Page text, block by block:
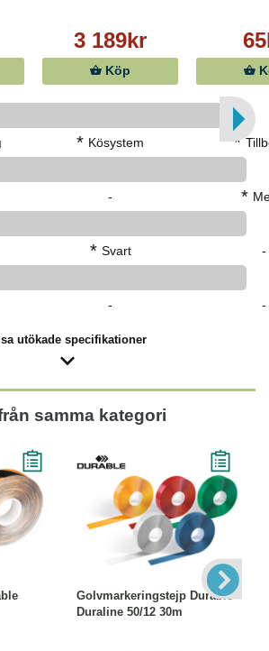
3 189kr
Köp
* Kösystem *
- *
* Svart -
- -
utökade specifikationer
samma kategori
Golvmarkeringstejp Durable
Duraline 50/12 30m